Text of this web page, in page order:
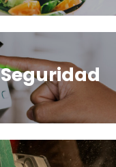
Seguridad